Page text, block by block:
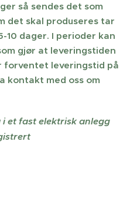
så sendes det som
det skal produseres tar
10 dager. I perioder kan
gjør at leveringstiden
forventet leveringstid på
kontakt med oss om
et fast elektrisk anlegg